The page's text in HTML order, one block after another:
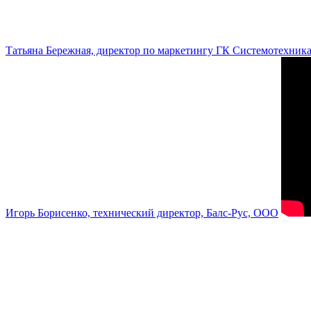
Татьяна Бережная, директор по маркетингу ГК Системотехника
Игорь Борисенко, технический директор, Балс-Рус, ООО